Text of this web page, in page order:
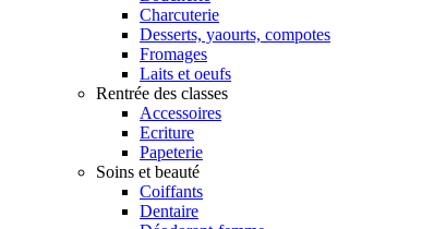
Charcuterie
Desserts, yaourts, compotes
Fromages
Laits et oeufs
Rentrée des classes
Accessoires
Ecriture
Papeterie
Soins et beauté
Coiffants
Dentaire